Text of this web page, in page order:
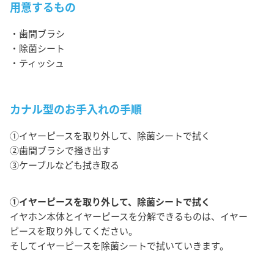
用意するもの
・歯間ブラシ
・除菌シート
・ティッシュ
カナル型のお手入れの手順
①イヤーピースを取り外して、除菌シートで拭く
②歯間ブラシで掻き出す
③ケーブルなども拭き取る
①イヤーピースを取り外して、除菌シートで拭く
イヤホン本体とイヤーピースを分解できるものは、イヤー
ピースを取り外してください。
そしてイヤーピースを除菌シートで拭いていきます。